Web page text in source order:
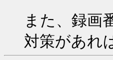
また、録画
対策があれ